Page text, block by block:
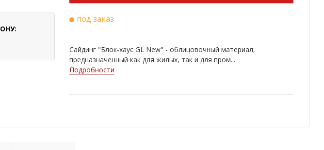
под заказ
Сайдинг "Блок-хаус GL New" - облицовочный материал,
предназначенный как для жилых, так и для пром...
Подробности